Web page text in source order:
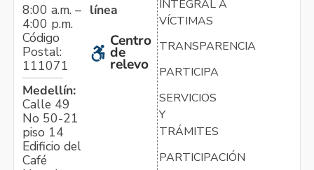
8:00 a.m. –
4:00 p.m.
Código
Postal:
111071
Medellín:
Calle 49
No 50-21
piso 14
Edificio del
Café
línea
Centro
de
relevo
INTEGRAL A
VÍCTIMAS
TRANSPARENCIA
PARTICIPA
SERVICIOS
Y
TRÁMITES
PARTICIPACIÓN